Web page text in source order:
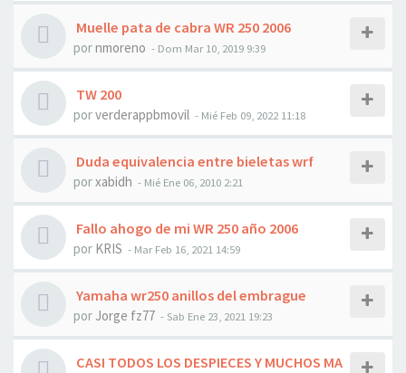
Muelle pata de cabra WR 250 2006
pornmoreno - Dom Mar 10, 2019 9:39
TW 200
porverderappbmovil - Mié Feb 09, 2022 11:18
Duda equivalencia entre bieletas wrf
porxabidh - Mié Ene 06, 2010 2:21
Fallo ahogo de mi WR 250 año 2006
por KRIS - Mar Feb 16, 2021 14:59
Yamaha wr250 anillos del embrague
por Jorge fz77 - Sab Ene 23, 2021 19:23
CASI TODOS LOS DESPIECES Y MUCHOS MA